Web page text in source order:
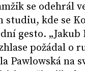
se odehrál
studiu, kde se
gesto. „Jakub
požádal o
Pawlowská na